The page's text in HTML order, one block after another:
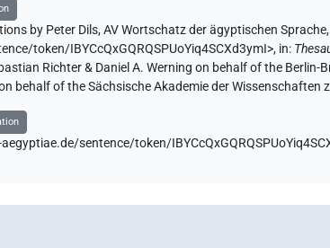
by Peter Dils,AV Wortschatz der ägyptischen Sprache
token/IBYCcQxGQRQSPUoYiq4SCXd3ymI>, in:
Richter & Daniel A. Werning on behalf of the
behalf of the Sächsische Akademie der Wissenschaften
sentence/token/